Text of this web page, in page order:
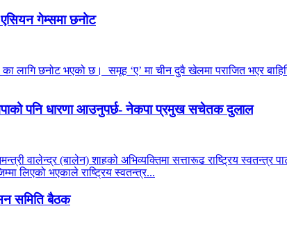
गेम्समा छनोट
लागि छनोट भएको छ। समूह ‘ए’ मा चीन दुवै खेलमा पराजित भएर
पनि धारणा आउनुपर्छ- नेकपा प्रमुख सचेतक दुलाल
वालेन्द्र (बालेन) शाहको अभिव्यक्तिमा सत्तारूढ राष्ट्रिय
लिएको भएकाले राष्ट्रिय स्वतन्त्र...
समिति बैठक